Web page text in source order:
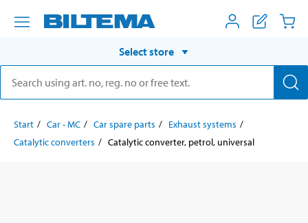
Select store
Start Car - MC Car spare parts
Exhaust systems
Catalytic converters
Catalytic converter, petrol, universal